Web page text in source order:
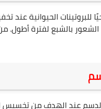
للبروتينات الحيوانية
بالشبع لفترة أطول. من
الدسم عند الهدف من